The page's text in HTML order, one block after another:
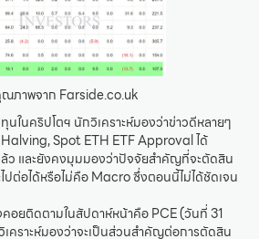
ภาพจาก Farside.co.uk
ในคริปโตฯ นักวิเคราะห์มองว่าข่าวดีหลายๆ
Spot ETH ETF Approval ได้
ว และยังคงมุมมองว่าปัจจัยสำคัญที่จะตัดสิน
ปต่อได้หรือไม่คือ Macro ซึ่งตอนนี้ไม่ได้ชัดเจน
อยติดตามในสัปดาห์หน้าคือ PCE (วันที่ 31
คราะห์มองว่าจะเป็นส่วนสำคัญต่อการตัดสิน